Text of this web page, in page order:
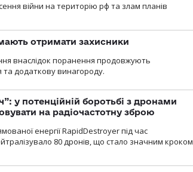
війни на територію рф та злам планів
отримати захисники
внаслідок поранення продовжують
додаткову винагороду.
у потенційній боротьбі з дронами
на радіочастотну зброю
енергії RapidDestroyer під час
80 дронів, що стало значним кроком